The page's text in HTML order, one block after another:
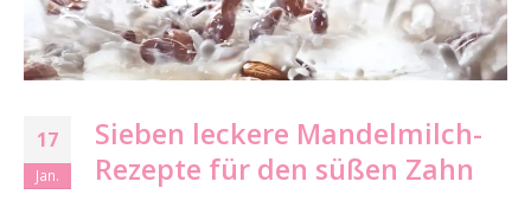
17
Jan.
Sieben leckere Mandelmilch-
Rezepte für den süßen Zahn